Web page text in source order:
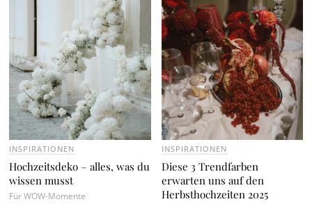
INSPIRATIONEN
Hochzeitsdeko – alles, was du
wissen musst
Für WOW-Momente
INSPIRATIONEN
Diese 3 Trendfarben
erwarten uns auf den
Herbsthochzeiten 2025